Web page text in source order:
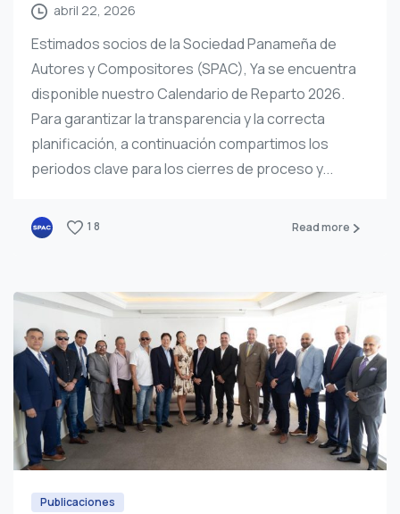
abril 22, 2026
Estimados socios de la Sociedad Panameña de
Autores y Compositores (SPAC), Ya se encuentra
disponible nuestro Calendario de Reparto 2026.
Para garantizar la transparencia y la correcta
planificación, a continuación compartimos los
periodos clave para los cierres de proceso y...
1 8 Read more
Publicaciones